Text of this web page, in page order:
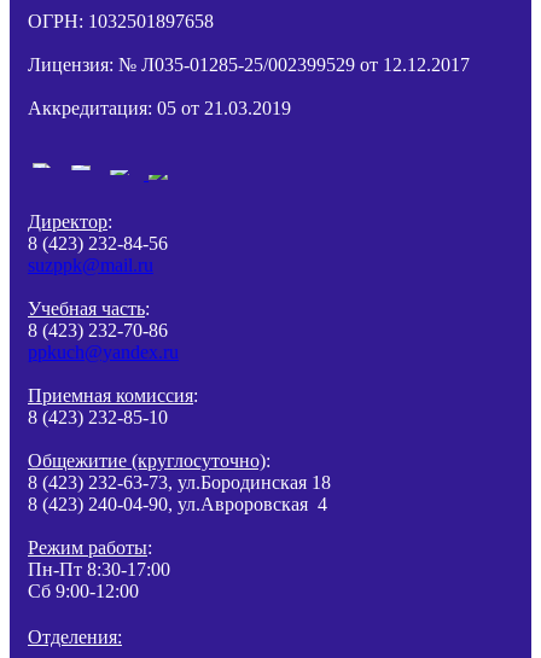
ОГРН: 1032501897658
Лицензия: № Л035-01285-25/002399529 от 12.12.2017
Аккредитация: 05 от 21.03.2019
Директор:
8 (423) 232-84-56
suzppk@mail.ru
Учебная часть:
8 (423) 232-70-86
ppkuch@yandex.ru
Приемная комиссия:
8 (423) 232-85-10
Общежитие (круглосуточно):
8 (423) 232-63-73, ул.Бородинская 18
8 (423) 240-04-90, ул.Авроровская 4
Режим работы:
Пн-Пт 8:30-17:00
Сб 9:00-12:00
Отделения: